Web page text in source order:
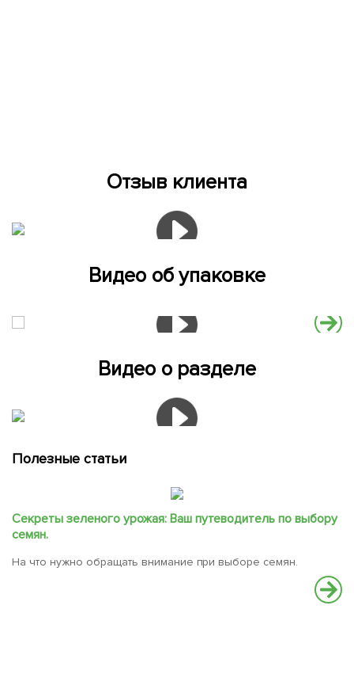
Отзыв клиента
Видео об упаковке
Видео о разделе
Полезные статьи
Секреты зеленого урожая: Ваш путеводитель по выбору
семян.
На что нужно обращать внимание при выборе семян.